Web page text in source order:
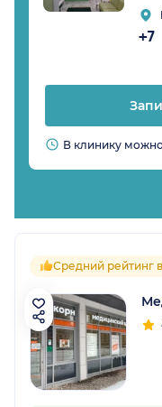
В клинику
Средний рейтинг